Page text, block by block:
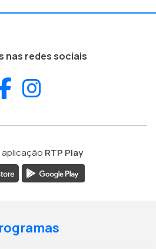
nas redes sociais
Facebook
aplicação RTP Play